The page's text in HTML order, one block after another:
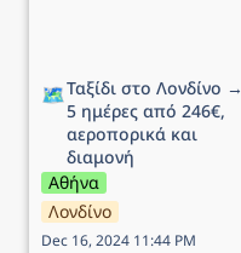
🗺️Ταξίδι στο Λονδίνο →
5 ημέρες από 246€,
αεροπορικά και
διαμονή
Αθήνα
Λονδίνο
Dec 16, 2024 11:44 PM